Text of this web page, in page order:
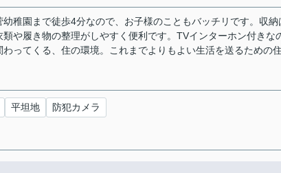
稚園まで徒歩4分なので、お子様のこともバッチリです。収
や履き物の整理がしやすく便利です。TVインターホン付き
ってくる、住の環境。これまでよりもよい生活を送るための
平坦地 防犯カメラ